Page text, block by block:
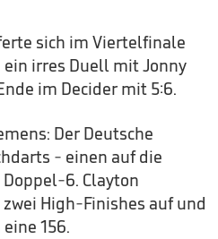
sich im Viertelfinale
irres Duell mit Jonny
im Decider mit 5:6.
Der Deutsche
- einen auf die
6. Clayton
High-Finishes auf und
156.